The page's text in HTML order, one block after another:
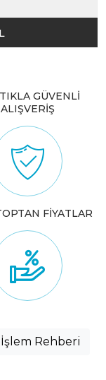
GÜVENLİ
ALIŞVERİŞ
FİYATLAR
İşlem Rehberi